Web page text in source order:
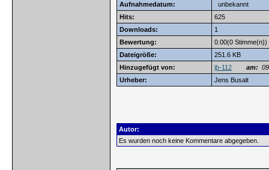
Aufnahmedatum:
unbekannt
Hits:
625
Downloads:
1
Bewertung:
0.00(0 Stimme(n))
Dateigröße:
251.6 KB
Hinzugefügt von:
jb-112 am:
Urheber:
Jens Busalt
Autor:
Es wurden noch keine Kommentare abgegeben.